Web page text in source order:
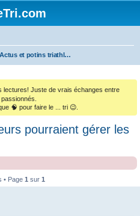
Actus et potins triathlétiques (et le monde sportif général)
lectures! Juste de vrais échanges entre
🧠 pour faire le ... tri 😉.
pourraient gérer les
• Page 1 sur 1